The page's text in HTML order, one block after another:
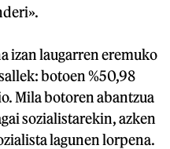
izan laugarren eremuko
botoen %50,98
Mila botoren abantzua
sozialistarekin, azken
lagunen lorpena.